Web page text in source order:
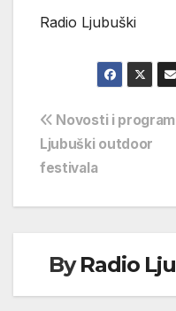
Radio Ljubuški
Navigacija
objava
Novosti i program
Ljubuški outdoor
festivala
ByRadio